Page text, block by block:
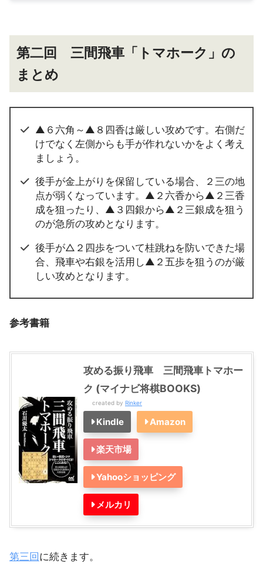
第二回 三間飛車「トマホーク」の
まとめ
▲６六角～▲８四香は厳しい攻めです。右側だ
けでなく左側からも手が作れないかをよく考え
ましょう。
後手が金上がりを保留している場合、２三の地
点が弱くなっています。▲２六香から▲２三香
成を狙ったり、▲３四銀から▲２三銀成を狙う
のが急所の攻めとなります。
後手が△２四歩をついて桂跳ねを防いできた場
合、飛車や右銀を活用し▲２五歩を狙うのが厳
しい攻めとなります。
参考書籍
攻める振り飛車 三間飛車トマホー
ク (マイナビ将棋BOOKS)
created by Rinker
Kindle Amazon
楽天市場
Yahooショッピング
メルカリ
第三回 に続きます。